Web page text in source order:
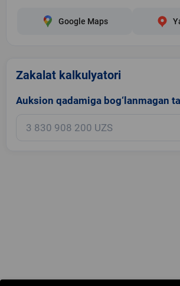
Google Maps
Zakalat kalkulyatori
Auksion qadamiga bog‘lanmagan